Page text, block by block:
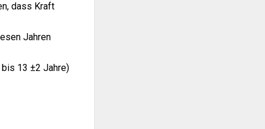
dass Kraft
Jahren
13 ±2 Jahre)